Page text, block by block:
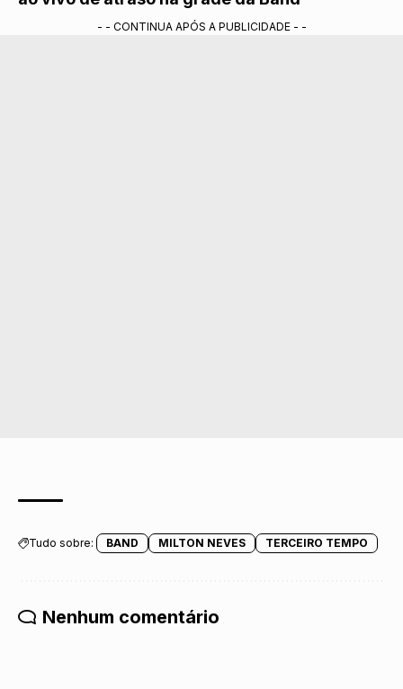
- - CONTINUA APÓS A PUBLICIDADE - -
Tudo sobre: BAND MILTON NEVES TERCEIRO TEMPO
Nenhum comentário